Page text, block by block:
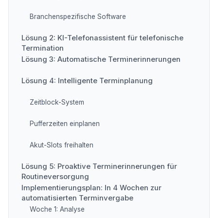
Branchenspezifische Software
Lösung 2: KI-Telefonassistent für telefonische
Termination
Lösung 3: Automatische Terminerinnerungen
Lösung 4: Intelligente Terminplanung
Zeitblock-System
Pufferzeiten einplanen
Akut-Slots freihalten
Lösung 5: Proaktive Terminerinnerungen für
Routineversorgung
Implementierungsplan: In 4 Wochen zur
automatisierten Terminvergabe
Woche 1: Analyse